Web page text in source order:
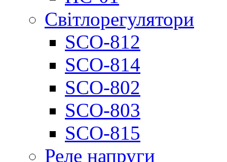
Світлорегулятори
SCO-812
SCO-814
SCO-802
SCO-803
SCO-815
Реле напруги